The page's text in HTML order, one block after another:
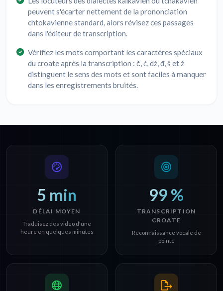
peuvent s'écarter nettement de la prononciation
chtokavienne standard, alors révisez ces passages
dans l'éditeur de transcription.
Vérifiez les mots comportant les caractères spéciaux
du croate après la transcription : č, ć, dž, đ, š et ž
distinguent le sens des mots et sont faciles à manquer
dans les enregistrements bruités.
5 min
DÉLAI MOYEN
Traduisez des video d'une
heure en quelques minutes
99 %
TRANSCRIPTION
CROATE
Reconnaissance vocale de
pointe